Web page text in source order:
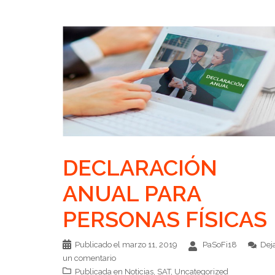
DECLARACIÓN
ANUAL PARA
PERSONAS FÍSICAS
Publicado el marzo 11, 2019 PaSoFi18
un comentario
Publicada en Noticias SAT, Uncategorized